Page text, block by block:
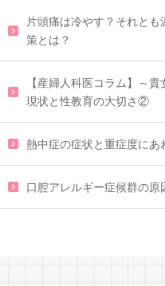
片頭痛は冷やす？それと
策とは？
【産婦人科医コラム】～
現状と性教育の大切さ②
熱中症の症状と重症度にあ
口腔アレルギー症候群の